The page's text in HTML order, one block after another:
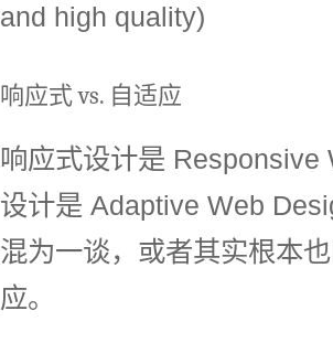
and high quality)
响应式 vs. 自适应
响应式设计是
设计是 Adaptive Web
混为一谈，或者其实根本
应。